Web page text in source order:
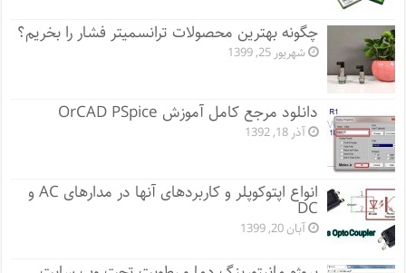
چگونه بهترین محصولات ترانسمیتر فشار را بخریم؟
شهریور 25, 1399
دانلود مرجع کامل آموزش OrCAD PSpice
آذر 18, 1392
انواع اپتوکوپلر و کاربردهای آنها در مدارهای AC و
DC
آبان 20, 1399